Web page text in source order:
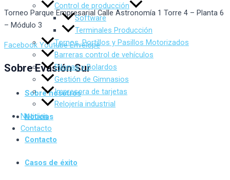
Control de producción
Software
Terminales Producción
Tornos, Portillos y Pasillos Motorizados
Barreras control de vehículos
Pilonas y Bolardos
Gestión de Gimnasios
Impresora de tarjetas
Relojería industrial
Noticias
Contacto
Torneo Parque Empresarial Calle Astronomía 1 Torre 4 – Planta 6
– Módulo 3
Facebook Youtube Envelope
Sobre Evasión Sur
Sobre nosotros
Noticias
Contacto
Casos de éxito